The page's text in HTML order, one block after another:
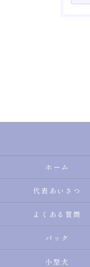
ホーム
代表あいさつ
よくある質問
パック
小型犬